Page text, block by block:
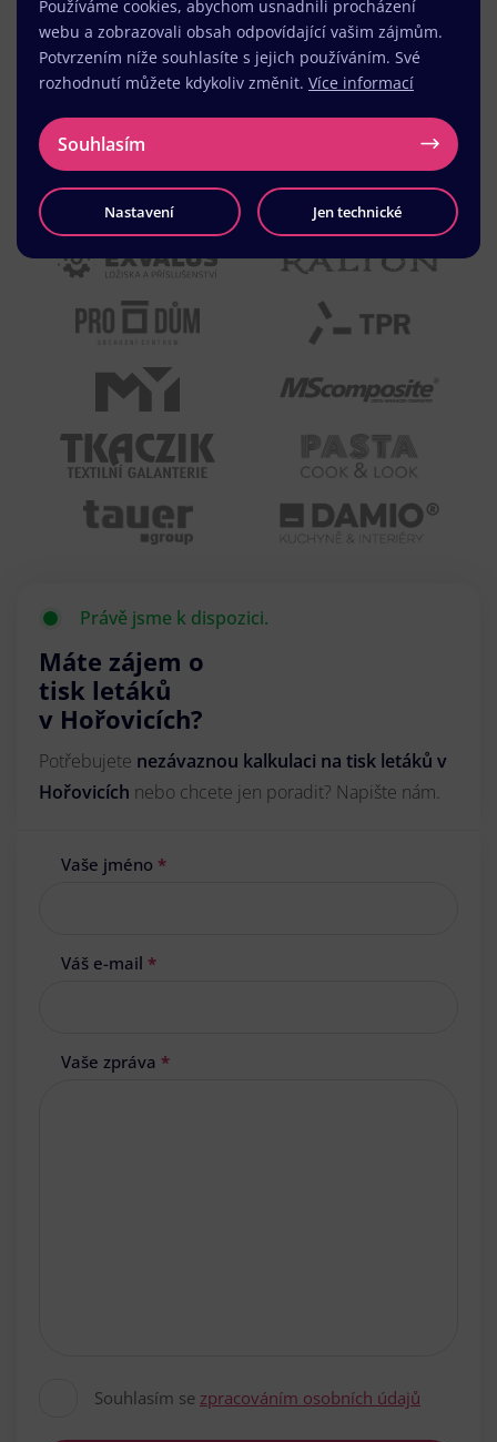
Právě jsme k dispozici.
Máte zájem o
tisk letáků
v Hořovicích?
Potřebujete nezávaznou kalkulaci na tisk letáků v
Hořovicích nebo chcete jen poradit? Napište nám.
Vaše jméno *
Váš e-mail *
Vaše zpráva *
Souhlasím se zpracováním osobních údajů
Používáme cookies, abychom usnadnili procházení
webu a zobrazovali obsah odpovídající vašim zájmům.
Potvrzením níže souhlasíte s jejich používáním. Své
rozhodnutí můžete kdykoliv změnit. Více informací
Souhlasím
Nastavení Jen technické